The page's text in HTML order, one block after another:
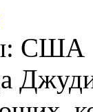
США